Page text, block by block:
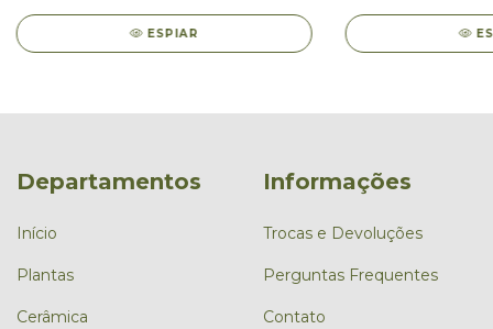
ESPIAR
Departamentos
Início
Plantas
Cerâmica
Informações
Trocas e Devoluções
Perguntas Frequentes
Contato